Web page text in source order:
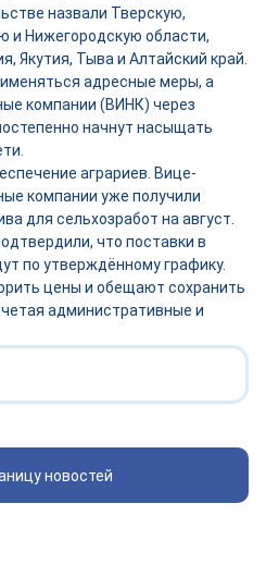
назвали Тверскую,
и Нижегородскую области,
Якутия, Тыва и Алтайский край.
адресные меры, а
компании (ВИНК) через
начнут насыщать
аграриев. Вице-
компании уже получили
для сельхозработ на август.
что поставки в
по утверждённому графику.
цены и обещают сохранить
административные и
новостей